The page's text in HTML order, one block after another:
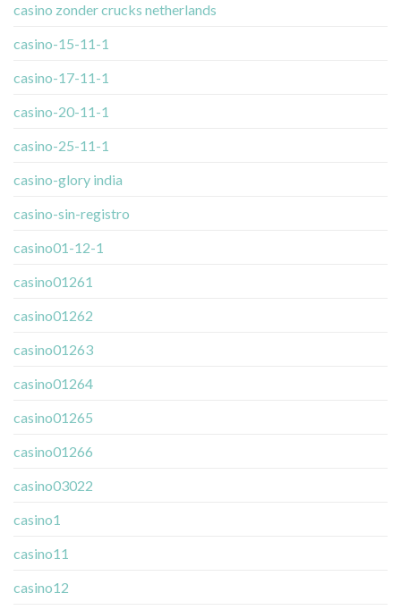
casino zonder crucks netherlands
casino-15-11-1
casino-17-11-1
casino-20-11-1
casino-25-11-1
casino-glory india
casino-sin-registro
casino01-12-1
casino01261
casino01262
casino01263
casino01264
casino01265
casino01266
casino03022
casino1
casino11
casino12